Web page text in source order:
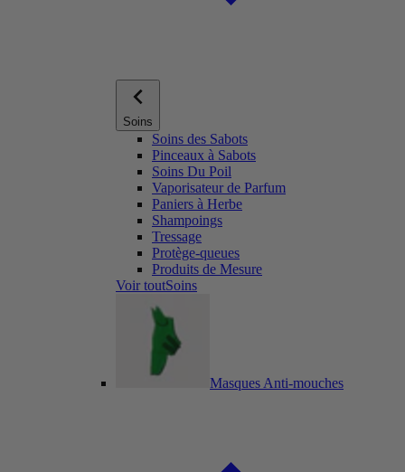
Soins
Soins des Sabots
Pinceaux à Sabots
Soins Du Poil
Vaporisateur de Parfum
Paniers à Herbe
Shampoings
Tressage
Protège-queues
Produits de Mesure
Voir toutSoins
Masques Anti-mouches